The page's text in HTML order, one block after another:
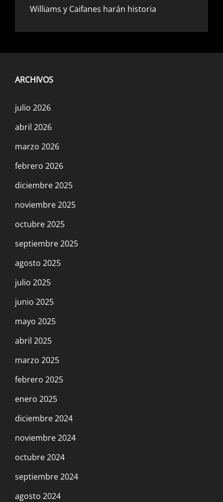
Williams y Caifanes harán historia
ARCHIVOS
julio 2026
abril 2026
marzo 2026
febrero 2026
diciembre 2025
noviembre 2025
octubre 2025
septiembre 2025
agosto 2025
julio 2025
junio 2025
mayo 2025
abril 2025
marzo 2025
febrero 2025
enero 2025
diciembre 2024
noviembre 2024
octubre 2024
septiembre 2024
agosto 2024